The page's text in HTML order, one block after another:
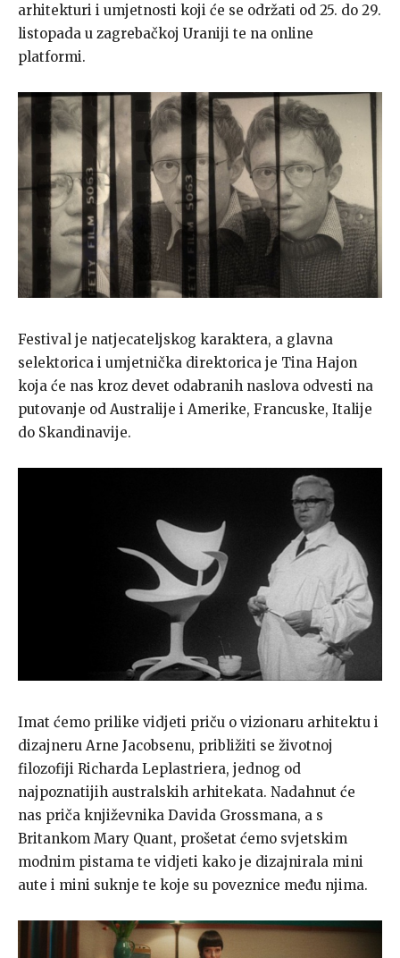
arhitekturi i umjetnosti koji će se održati od 25. do 29.
listopada u zagrebačkoj Uraniji te na online
platformi.
Festival je natjecateljskog karaktera, a glavna
selektorica i umjetnička direktorica je Tina Hajon
koja će nas kroz devet odabranih naslova odvesti na
putovanje od Australije i Amerike, Francuske, Italije
do Skandinavije.
Imat ćemo prilike vidjeti priču o vizionaru arhitektu i
dizajneru Arne Jacobsenu, približiti se životnoj
filozofiji Richarda Leplastriera, jednog od
najpoznatijih australskih arhitekata. Nadahnut će
nas priča književnika Davida Grossmana, a s
Britankom Mary Quant, prošetat ćemo svjetskim
modnim pistama te vidjeti kako je dizajnirala mini
aute i mini suknje te koje su poveznice među njima.